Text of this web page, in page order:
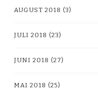
AUGUST 2018 (3)
JULI 2018 (23)
JUNI 2018 (27)
MAI 2018 (25)